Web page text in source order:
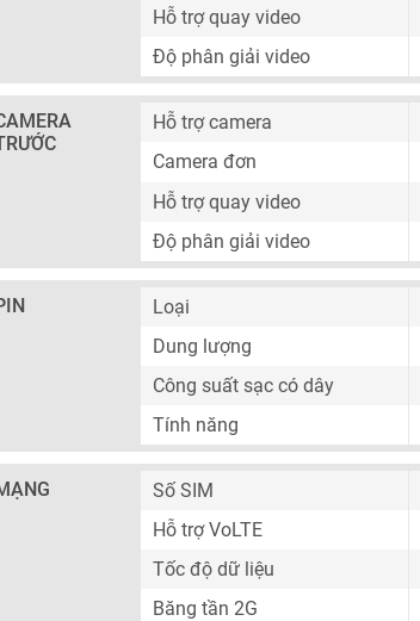
Hỗ trợ quay video
Độ phân giải video
Hỗ trợ camera
Camera đơn
Hỗ trợ quay video
Độ phân giải video
Loại
Dung lượng
Công suất sạc có dây
Tính năng
Số SIM
Hỗ trợ VoLTE
Tốc độ dữ liệu
Băng tần 2G